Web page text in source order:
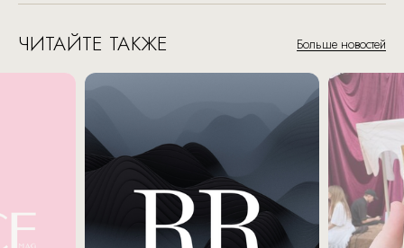
ЧИТАЙТЕ ТАКЖЕ Больше новостей